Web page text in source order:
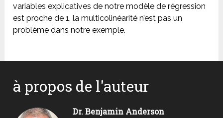
variables explicatives de notre modèle de régression
est proche de 1, la multicolinéarité n’est pas un
problème dans notre exemple.
à propos de l'auteur
Dr. Benjamin Anderson